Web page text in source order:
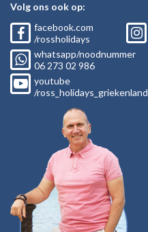
Volg ons ook op:
facebook.com
/rossholidays
whatsapp/noodnummer
06 273 02 986
youtube
/ross_holidays_griekenland